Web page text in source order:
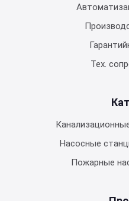
Тех.
Насосные
Пожарные